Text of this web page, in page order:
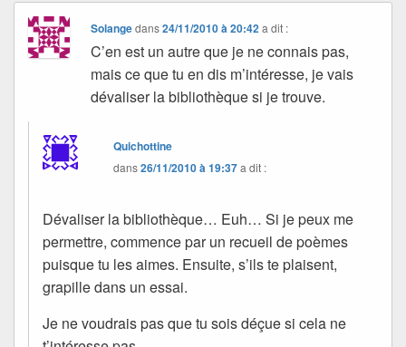
Solangedans24/11/2010 à 20:42 a dit :
C’en est un autre que je ne connais pas,
mais ce que tu en dis m’intéresse, je vais
dévaliser la bibliothèque si je trouve.
Quichottine
dans26/11/2010 à 19:37a dit :
Dévaliser la bibliothèque… Euh… Si je peux me
permettre, commence par un recueil de poèmes
puisque tu les aimes. Ensuite, s’ils te plaisent,
grapille dans un essai.
Je ne voudrais pas que tu sois déçue si cela ne